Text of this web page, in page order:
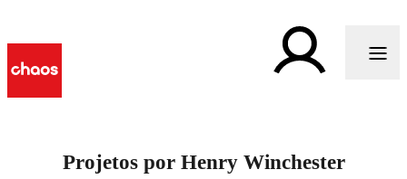
Projetos por Henry Winchester